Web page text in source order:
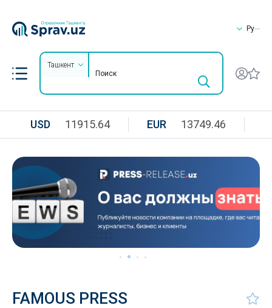
Ру
Ташкент
USD 11915.64 EUR 13749.46
FAMOUS PRESS